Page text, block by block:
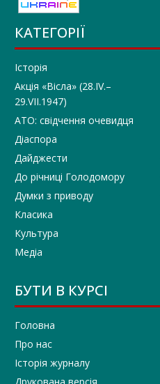
КАТЕГОРІЇ
Історія
Акція «Вісла» (28.IV.–
29.VII.1947)
АТО: свідчення очевидця
Діаспора
Дайджести
До річниці Голодомору
Думки з приводу
Класика
Культура
Медіа
БУТИ В КУРСІ
Головна
Про нас
Історія журналу
Друкована версія